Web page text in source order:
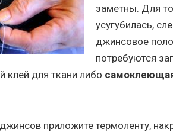
заметны. Для
усугубилась,
джинсовое
потребуются
клей для ткани либо
приложите термоленту,